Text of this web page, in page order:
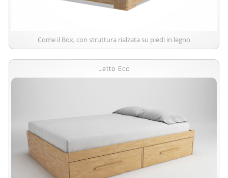
Come il Box, con struttura rialzata su piedi in legno
Letto Eco